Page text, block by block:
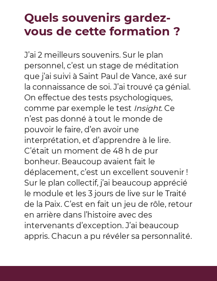
Quels souvenirs gardez-
vous de cette formation ?
J’ai 2 meilleurs souvenirs. Sur le plan
personnel, c’est un stage de méditation
que j’ai suivi à Saint Paul de Vance, axé sur
la connaissance de soi. J’ai trouvé ça génial.
On effectue des tests psychologiques,
comme par exemple le test Insight. Ce
n’est pas donné à tout le monde de
pouvoir le faire, d’en avoir une
interprétation, et d’apprendre à le lire.
C’était un moment de 48 h de pur
bonheur. Beaucoup avaient fait le
déplacement, c’est un excellent souvenir !
Sur le plan collectif, j’ai beaucoup apprécié
le module et les 3 jours de live sur le Traité
de la Paix. C’est en fait un jeu de rôle, retour
en arrière dans l’histoire avec des
intervenants d’exception. J’ai beaucoup
appris. Chacun a pu révéler sa personnalité.